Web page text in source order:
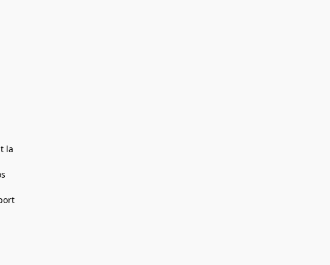
la